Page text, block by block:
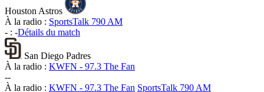
Houston Astros
À la radio : SportsTalk 790 AM
- : -Détails du match
San Diego Padres
À la radio : KWFN - 97.3 The Fan
--
À la radio : KWFN - 97.3 The Fan SportsTalk 790 AM